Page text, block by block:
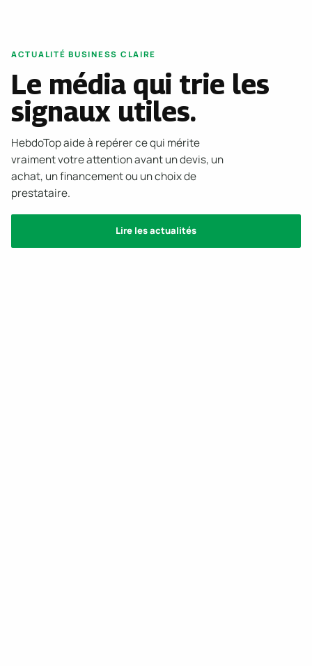
ACTUALITÉ BUSINESS CLAIRE
Le média qui trie les
signaux utiles.
HebdoTop aide à repérer ce qui mérite
vraiment votre attention avant un devis, un
achat, un financement ou un choix de
prestataire.
Lire les actualités